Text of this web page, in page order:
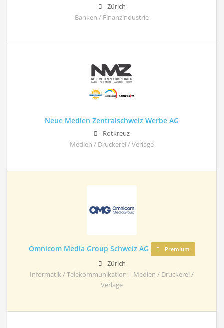
Zürich
Banken / Finanzindustrie
Neue Medien Zentralschweiz Werbe AG
Rotkreuz
Medien / Druckerei / Verlage
Omnicom Media Group Schweiz AG Premium
Zürich
Informatik / Telekommunikation | Medien / Druckerei /
Verlage